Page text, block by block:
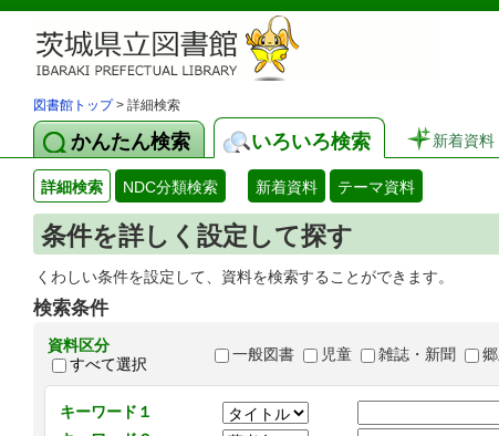
図書館トップ> 詳細検索
かんたん検索 いろいろ検索 新着資料
詳細検索 NDC分類検索 新着資料 テーマ資料
条件を詳しく設定して探す
くわしい条件を設定して、資料を検索することができます。
検索条件
資料区分
すべて選択
一般図書 児童 雑誌・新聞
キーワード１